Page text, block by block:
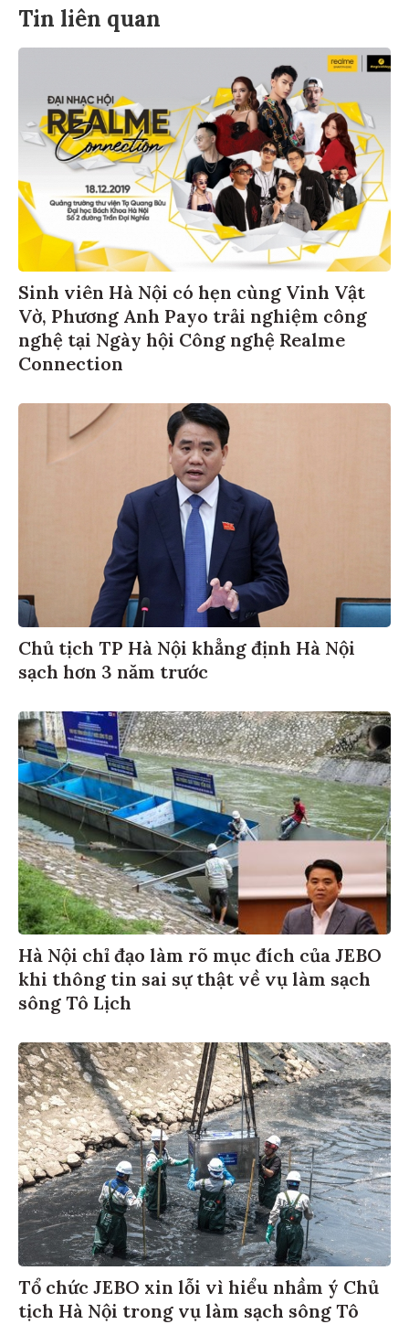
Tin liên quan
Sinh viên Hà Nội có hẹn cùng Vinh Vật
Vờ, Phương Anh Payo trải nghiệm công
nghệ tại Ngày hội Công nghệ Realme
Connection
Chủ tịch TP Hà Nội khẳng định Hà Nội
sạch hơn 3 năm trước
Hà Nội chỉ đạo làm rõ mục đích của JEBO
khi thông tin sai sự thật về vụ làm sạch
sông Tô Lịch
Tổ chức JEBO xin lỗi vì hiểu nhầm ý Chủ
tịch Hà Nội trong vụ làm sạch sông Tô